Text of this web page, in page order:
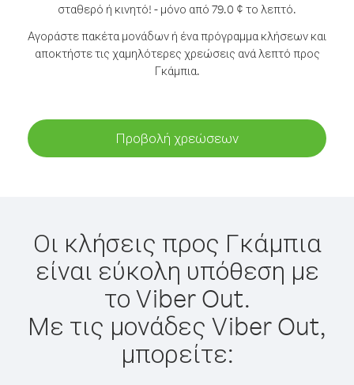
σταθερό ή κινητό! - μόνο από 79.0 ¢ το λεπτό.
Αγοράστε πακέτα μονάδων ή ένα πρόγραμμα κλήσεων και
αποκτήστε τις χαμηλότερες χρεώσεις ανά λεπτό προς
Γκάμπια.
Προβολή χρεώσεων
Οι κλήσεις προς Γκάμπια
είναι εύκολη υπόθεση με
το Viber Out.
Με τις μονάδες Viber Out,
μπορείτε: